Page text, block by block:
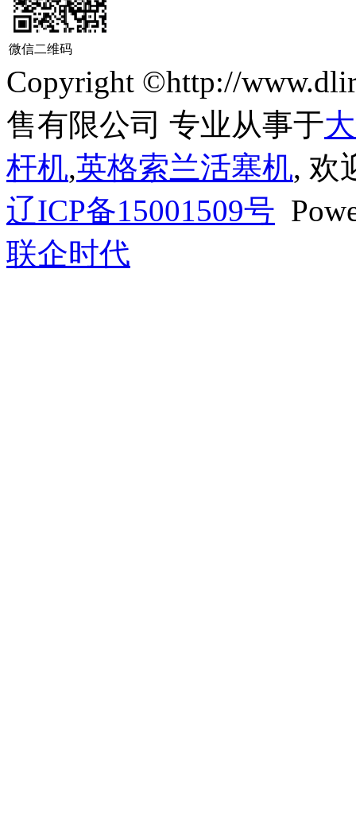
微信二维码
Copyright ©http://
售有限公司 专业从事于
杆机,英格索兰活塞机, 欢
辽ICP备15001509号
联企时代